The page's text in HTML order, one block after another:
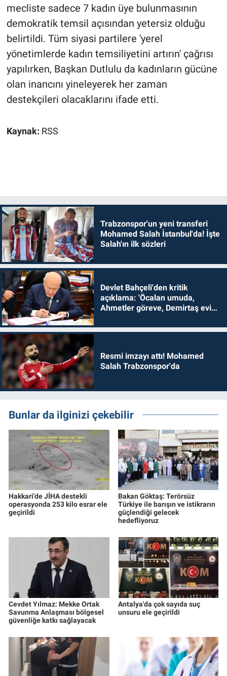
mecliste sadece 7 kadın üye bulunmasının
demokratik temsil açısından yetersiz olduğu
belirtildi. Tüm siyasi partilere 'yerel
yönetimlerde kadın temsiliyetini artırın' çağrısı
yapılırken, Başkan Dutlulu da kadınların gücüne
olan inancını yineleyerek her zaman
destekçileri olacaklarını ifade etti.
Kaynak: RSS
Trabzonspor'un yeni transferi
Mohamed Salah İstanbul'da! İşte
Salah'ın ilk sözleri
Devlet Bahçeli'den kritik
açıklama: 'Öcalan umuda,
Ahmetler göreve, Demirtaş evine
Resmi imzayı attı! Mohamed
Salah Trabzonspor'da
Bunlar da ilginizi çekebilir
Hakkari'de JİHA destekli
operasyonda 253 kilo esrar ele
geçirildi
Bakan Göktaş: Terörsüz
Türkiye ile barışın ve istikrarın
güçlendiği gelecek
hedefliyoruz
Cevdet Yılmaz: Mekke Ortak
Savunma Anlaşması bölgesel
güvenliğe katkı sağlayacak
Antalya'da çok sayıda suç
unsuru ele geçirildi